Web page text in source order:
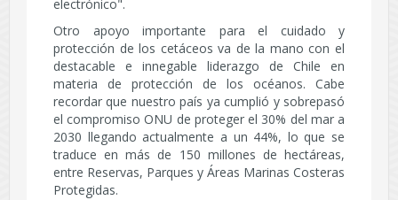
electrónico".
Otro apoyo importante para el cuidado y
protección de los cetáceos va de la mano con el
destacable e innegable liderazgo de Chile en
materia de protección de los océanos. Cabe
recordar que nuestro país ya cumplió y sobrepasó
el compromiso ONU de proteger el 30% del mar a
2030 llegando actualmente a un 44%, lo que se
traduce en más de 150 millones de hectáreas,
entre Reservas, Parques y Áreas Marinas Costeras
Protegidas.